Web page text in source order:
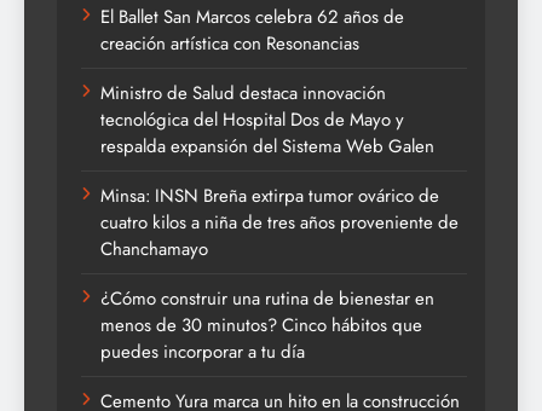
El Ballet San Marcos celebra 62 años de
creación artística con Resonancias
Ministro de Salud destaca innovación
tecnológica del Hospital Dos de Mayo y
respalda expansión del Sistema Web Galen
Minsa: INSN Breña extirpa tumor ovárico de
cuatro kilos a niña de tres años proveniente de
Chanchamayo
¿Cómo construir una rutina de bienestar en
menos de 30 minutos? Cinco hábitos que
puedes incorporar a tu día
Cemento Yura marca un hito en la construcción